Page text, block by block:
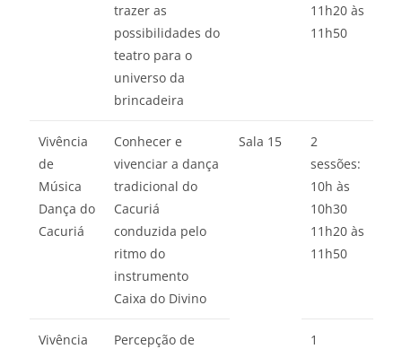
trazer as
possibilidades do
teatro para o
universo da
brincadeira
11h20 às
11h50
Vivência
de
Música
Dança do
Cacuriá
Conhecer e
vivenciar a dança
tradicional do
Cacuriá
conduzida pelo
ritmo do
instrumento
Caixa do Divino
Sala 15
2
sessões:
10h às
10h30
11h20 às
11h50
Vivência
Percepção de
1